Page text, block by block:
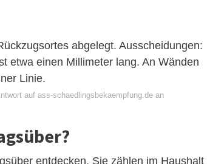
abgelegt. Ausscheidungen:
etwa einen Millimeter lang. An Wänden
Linie.
auf ass-schaedlingsbekaempfung.de an
entdecken. Sie zählen im Haushalt